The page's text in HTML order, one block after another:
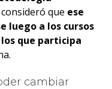
que ese
luego a los cursos
que participa
cambiar